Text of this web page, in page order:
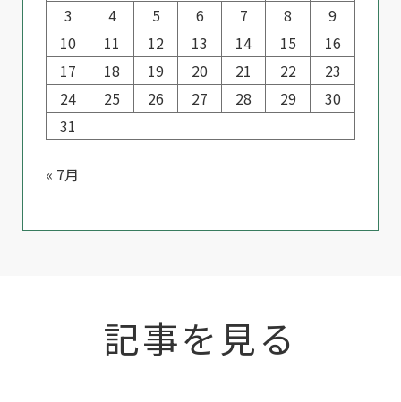
3
4 5 6 7 8
9
10
11 12 13 14 15
16
17
18 19 20 21 22
23
24
25 26 27 28 29
30
31
« 7月
記事を見る